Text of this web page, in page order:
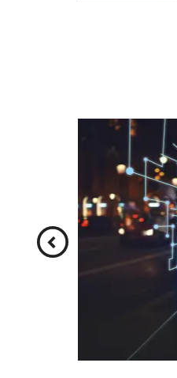
Coisas
dados
SAIBA